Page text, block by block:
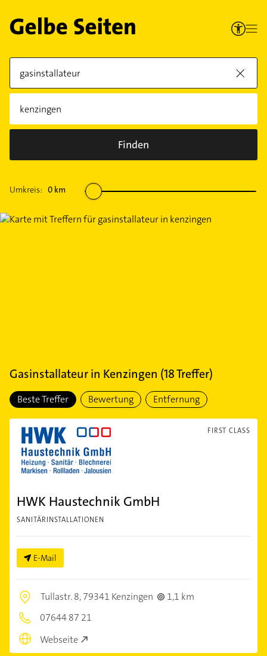
Finden
Umkreis: 0 km
Gasinstallateurin Kenzingen (18Treffer)
Beste Treffer Bewertung Entfernung
FIRST CLASS
HWK Haustechnik GmbH
SANITÄRINSTALLATIONEN
E-Mail
Tullastr. 8,79341 Kenzingen
1,1 km
07644 87 21
Webseite